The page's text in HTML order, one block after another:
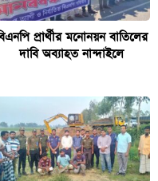
প্রার্থীর মনোনয়ন বাতিলের
দাবি অব্যাহত নান্দাইলে